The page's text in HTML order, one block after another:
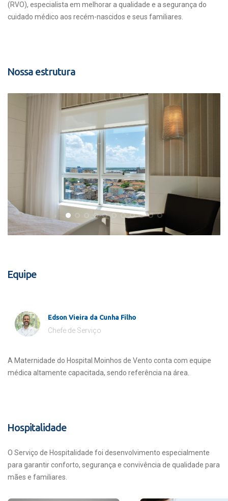
(RVO), especialista em melhorar a qualidade e a segurança do
cuidado médico aos recém-nascidos e seus familiares.
Nossa estrutura
Equipe
Edson Vieira da Cunha Filho
Chefe de Serviço
A Maternidade do Hospital Moinhos de Vento conta com equipe
médica altamente capacitada, sendo referência na área.
Hospitalidade
O Serviço de Hospitalidade foi desenvolvimento especialmente
para garantir conforto, segurança e convivência de qualidade para
mães e familiares.